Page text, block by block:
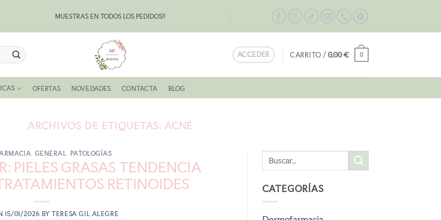
MUESTRAS EN TODOS LOS PEDIDOS!!
ACCEDER CARRITO /0,00€ 0
OFERTAS NOVEDADES CONTACTA BLOG
ARCHIVOS DE ETIQUETAS: ACNÉ
GENERAL PATOLOGÍAS
PIELES GRASAS TENDENCIA
RETINOIDES
15/01/2026 BYTERESA GIL ALEGRE
CATEGORÍAS